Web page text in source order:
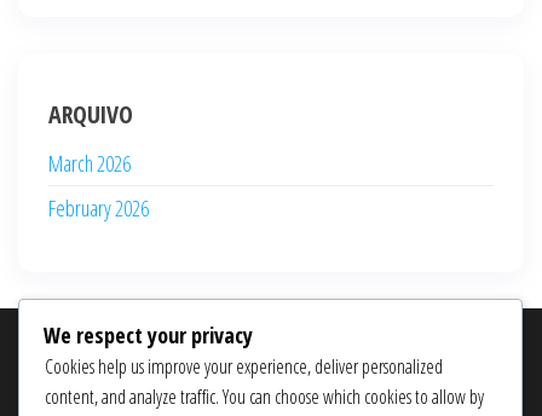
ARQUIVO
March 2026
February 2026
PESQUISAR
Search
We respect your privacy
Cookies help us improve your experience, deliver personalized
content, and analyze traffic. You can choose which cookies to allow by